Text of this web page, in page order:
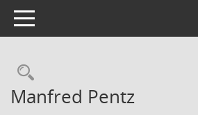
Toggle navigation
Rechercheauswahl
Manfred Pentz